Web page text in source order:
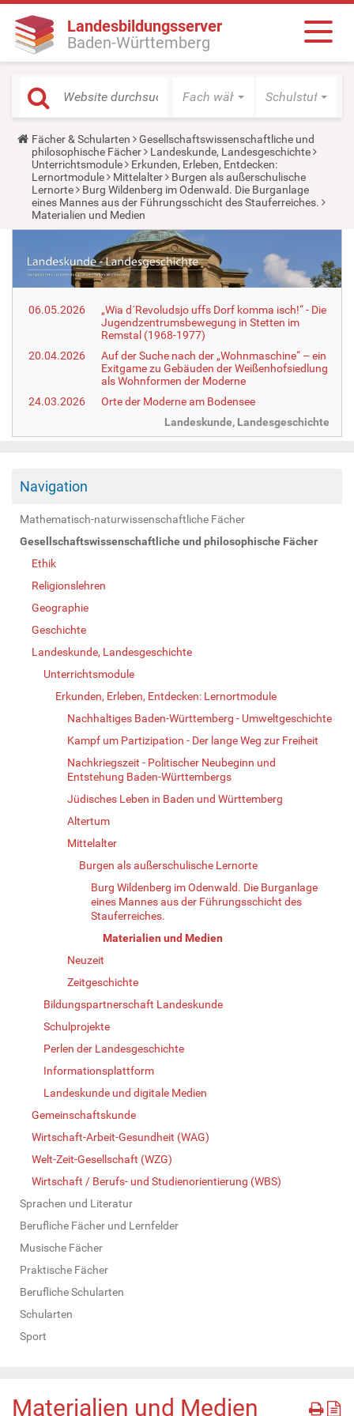
Landesbildungsserver
Baden-Württemberg
Fach wählen Schulstufe
Y
o
u
a
r
e
h
e
:
Fächer & Schularten
Gesellschaftswissenschaftliche und
philosophische Fächer
Landeskunde, Landesgeschichte
Unterrichtsmodule
Erkunden, Erleben, Entdecken:
Lernortmodule
Mittelalter
Burgen als außerschulische
Lernorte
Burg Wildenberg im Odenwald. Die Burganlage
eines Mannes aus der Führungsschicht des Stauferreiches.
Materialien und Medien
06.05.2026
„Wia d´Revoludsjo uffs Dorf komma isch!“ - Die
Jugendzentrumsbewegung in Stetten im
Remstal (1968-1977)
20.04.2026
Auf der Suche nach der „Wohnmaschine“ – ein
Exitgame zu Gebäuden der Weißenhofsiedlung
als Wohnformen der Moderne
24.03.2026
Orte der Moderne am Bodensee
Landeskunde, Landesgeschichte
Navigation
Mathematisch-naturwissenschaftliche Fächer
Gesellschaftswissenschaftliche und philosophische Fächer
Ethik
Religionslehren
Geographie
Geschichte
Landeskunde, Landesgeschichte
Unterrichtsmodule
Erkunden, Erleben, Entdecken: Lernortmodule
Nachhaltiges Baden-Württemberg - Umweltgeschichte
Kampf um Partizipation - Der lange Weg zur Freiheit
Nachkriegszeit - Politischer Neubeginn und
Entstehung Baden-Württembergs
Jüdisches Leben in Baden und Württemberg
Altertum
Mittelalter
Burgen als außerschulische Lernorte
Burg Wildenberg im Odenwald. Die Burganlage
eines Mannes aus der Führungsschicht des
Stauferreiches.
Materialien und Medien
Neuzeit
Zeitgeschichte
Bildungspartnerschaft Landeskunde
Schulprojekte
Perlen der Landesgeschichte
Informationsplattform
Landeskunde und digitale Medien
Gemeinschaftskunde
Wirtschaft-Arbeit-Gesundheit (WAG)
Welt-Zeit-Gesellschaft (WZG)
Wirtschaft / Berufs- und Studienorientierung (WBS)
Sprachen und Literatur
Berufliche Fächer und Lernfelder
Musische Fächer
Praktische Fächer
Berufliche Schularten
Schularten
Sport
Materialien und Medien